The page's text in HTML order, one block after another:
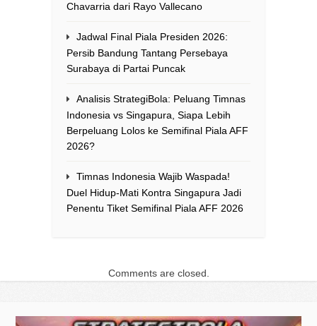
Chavarria dari Rayo Vallecano
Jadwal Final Piala Presiden 2026:
Persib Bandung Tantang Persebaya
Surabaya di Partai Puncak
Analisis StrategiBola: Peluang Timnas
Indonesia vs Singapura, Siapa Lebih
Berpeluang Lolos ke Semifinal Piala AFF
2026?
Timnas Indonesia Wajib Waspada!
Duel Hidup-Mati Kontra Singapura Jadi
Penentu Tiket Semifinal Piala AFF 2026
Comments are closed.